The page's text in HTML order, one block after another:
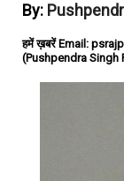
By:
हमें ख़बरें Email:
(Pushpendra Singh